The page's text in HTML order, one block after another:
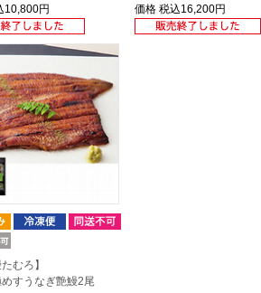
10,800円
価格 税込16,200円
むろ】
すうなぎ艶鰻2尾